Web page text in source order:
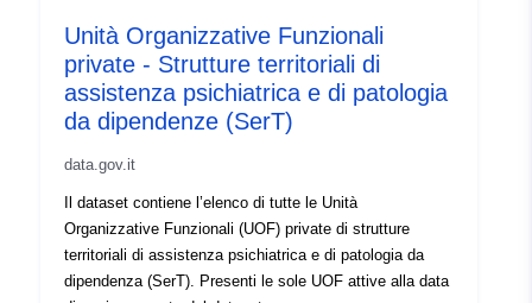
Unità Organizzative Funzionali
private - Strutture territoriali di
assistenza psichiatrica e di patologia
da dipendenze (SerT)
data.gov.it
Il dataset contiene l’elenco di tutte le Unità
Organizzative Funzionali (UOF) private di strutture
territoriali di assistenza psichiatrica e di patologia da
dipendenza (SerT). Presenti le sole UOF attive alla data